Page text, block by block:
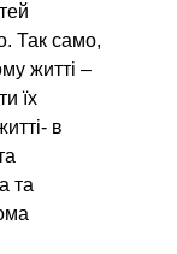
Так само,
житті –
їх
в
та